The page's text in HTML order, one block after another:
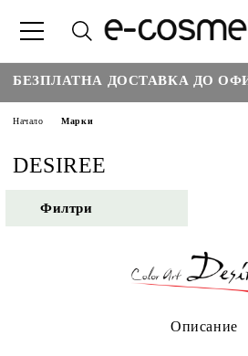
ДОСТАВКА ДО ОФИС
Начало Марки
DESIREE
Филтри
Описание